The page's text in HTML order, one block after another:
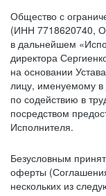
Общество с
(ИНН 7718620740,
в дальнейшем
директора
на основании
лицу, именуемому в
по содействию в
посредством
Исполнителя.
Безусловным
оферты
нескольких из